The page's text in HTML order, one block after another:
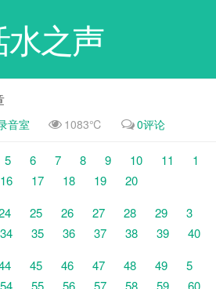
水之声
音室 1083℃ 0评论
5 6 7 8 9 10 11
1
16 17 18 19
20
25 26 27 28 29
3
34 35 36 37 38 39
40
45 46 47 48 49
5
54 55 56 57 58 59
60